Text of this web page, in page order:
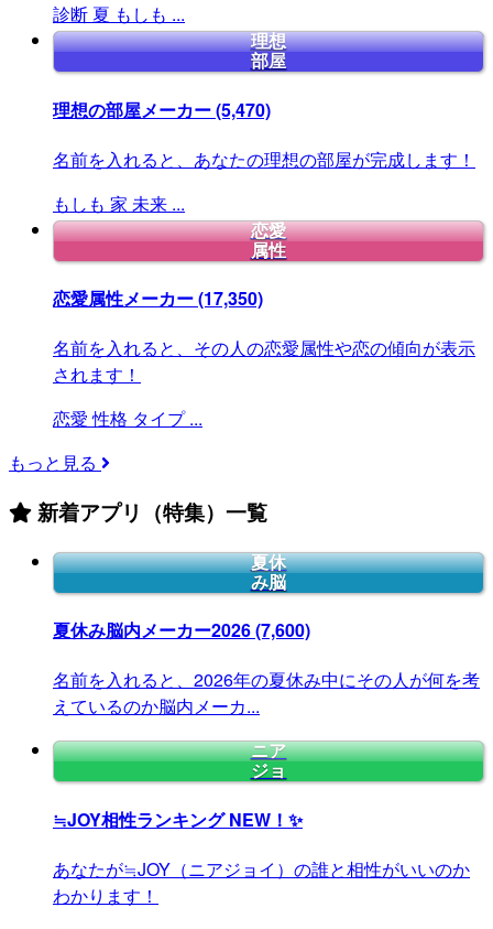
診断 夏 もしも ...
理想
部屋
理想の部屋メーカー(5,470)
名前を入れると、あなたの理想の部屋が完成します！
もしも 家 未来 ...
恋愛
属性
恋愛属性メーカー(17,350)
名前を入れると、その人の恋愛属性や恋の傾向が表示
されます！
恋愛 性格 タイプ ...
もっと見る
新着アプリ（特集）一覧
夏休
み脳
夏休み脳内メーカー2026(7,600)
名前を入れると、2026年の夏休み中にその人が何を考
えているのか脳内メーカ...
ニア
ジョ
≒JOY相性ランキングNEW！✨
あなたが≒JOY（ニアジョイ）の誰と相性がいいのか
わかります！